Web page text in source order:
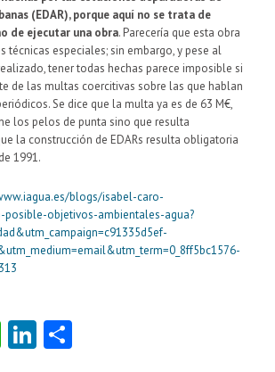
(EDAR), porque aquí no se trata de
de ejecutar una obra. Parecería que esta obra
técnicas especiales; sin embargo, y pese al
tener todas hechas parece imposible si
de las multas coercitivas sobre las que hablan
Se dice que la multa ya es de 63 M€,
los pelos de punta sino que resulta
la construcción de EDARs resulta obligatoria
1991.
blogs/isabel-caro-
objetivos-ambientales-agua?
W Li